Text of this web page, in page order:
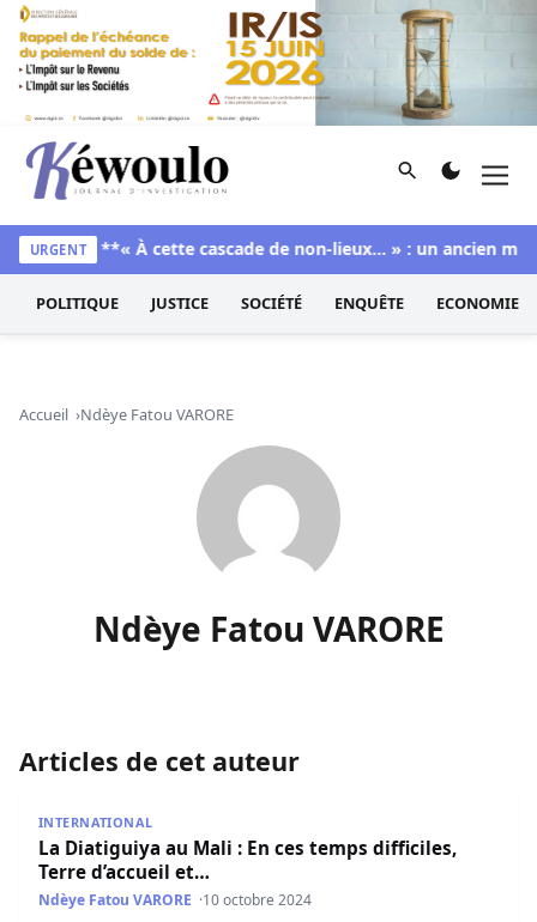
Aller au contenu
Kéwoulo, le premier site d'information et d'investigation
Rechercher
URGENT
Foire **« À cette cascade de non-lieux… » : un ancien
POLITIQUE JUSTICE SOCIÉTÉ ENQUÊTE ECONOMIE
Accueil Ndèye Fatou VARORE
Ndèye Fatou VARORE
Articles de cet auteur
INTERNATIONAL
La Diatiguiya au Mali : En ces temps difficiles,
Terre d’accueil et…
Ndèye Fatou VARORE 10 octobre 2024